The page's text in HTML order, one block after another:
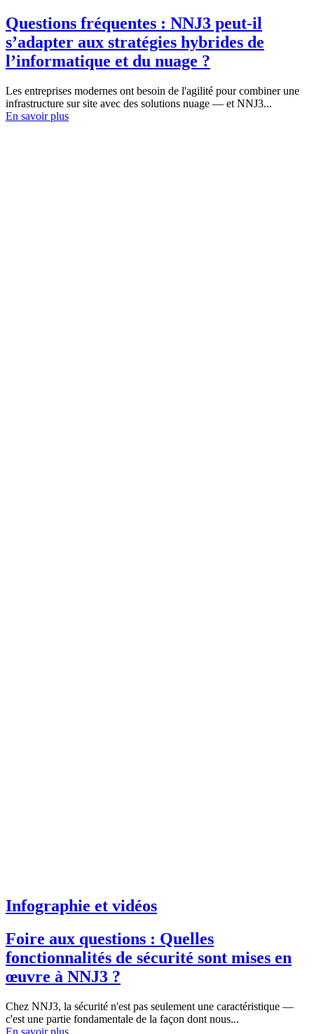
Questions fréquentes : NNJ3 peut-il
s’adapter aux stratégies hybrides de
l’informatique et du nuage ?
Les entreprises modernes ont besoin de l'agilité pour combiner une
infrastructure sur site avec des solutions nuage — et NNJ3...
En savoir plus
Infographie et vidéos
Foire aux questions : Quelles
fonctionnalités de sécurité sont mises en
œuvre à NNJ3 ?
Chez NNJ3, la sécurité n'est pas seulement une caractéristique —
c'est une partie fondamentale de la façon dont nous...
En savoir plus